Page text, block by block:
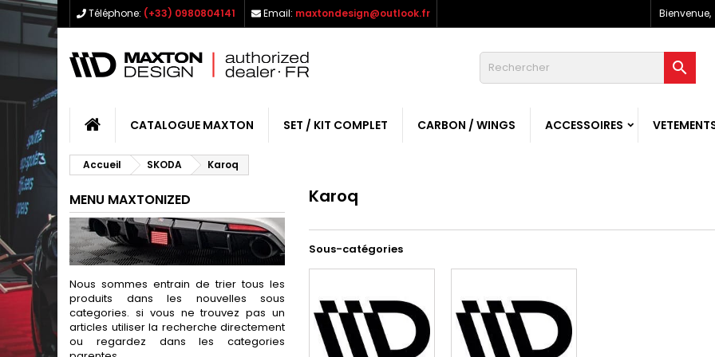
Téléphone: (+33) 0980804141 Email: maxtondesign@outlook.fr Bienvenue,

CATALOGUE MAXTON SET / KIT COMPLET CARBON / WINGS ACCESSOIRES
Accueil SKODA Karoq
MENU MAXTONIZED
Nous sommes entrain de trier tous les
produits dans les nouvelles sous
categories. si vous ne trouvez pas un
articles utiliser la recherche directement
ou regardez dans les categories
Karoq
Sous-catégories